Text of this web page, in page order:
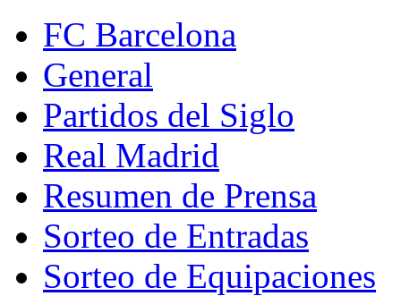
FC Barcelona
General
Partidos del Siglo
Real Madrid
Resumen de Prensa
Sorteo de Entradas
Sorteo de Equipaciones